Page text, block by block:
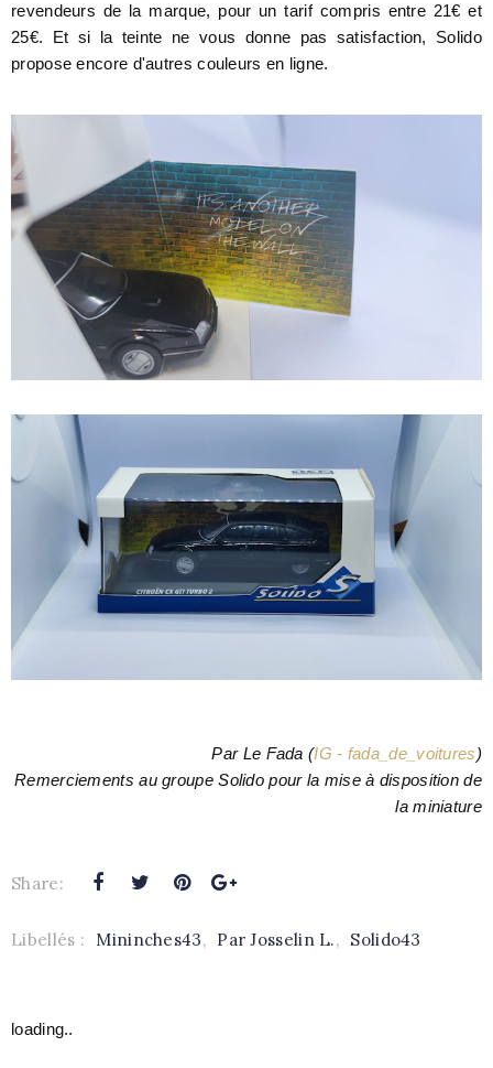
revendeurs de la marque, pour un tarif compris entre 21€ et
25€. Et si la teinte ne vous donne pas satisfaction, Solido
propose encore d'autres couleurs en ligne.
Par Le Fada(IG - fada_de_voitures)
Remerciements au groupe Solido pour la mise à disposition de
la miniature
Share:
Libellés : Mininches43, Par Josselin L., Solido43
loading..